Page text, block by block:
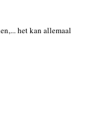
het kan allemaal